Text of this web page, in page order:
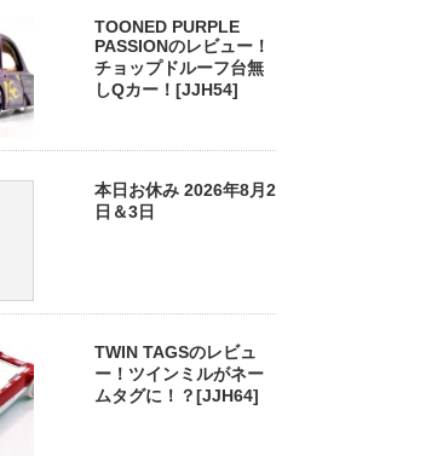
TOONED PURPLE
PASSIONのレビュー！
チョップドルーフ台無
しQカー！[JJH54]
本日お休み 2026年8月2
日＆3日
TWIN TAGSのレビュ
ー！ツインミルがネー
ムタグに！？[JJH64]